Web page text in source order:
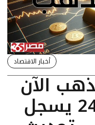
أخبار الاقتصاد
الآن
في مصر: عيار 24 يسجل